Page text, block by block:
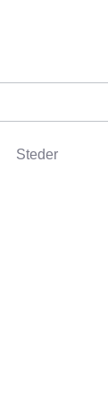
Steder